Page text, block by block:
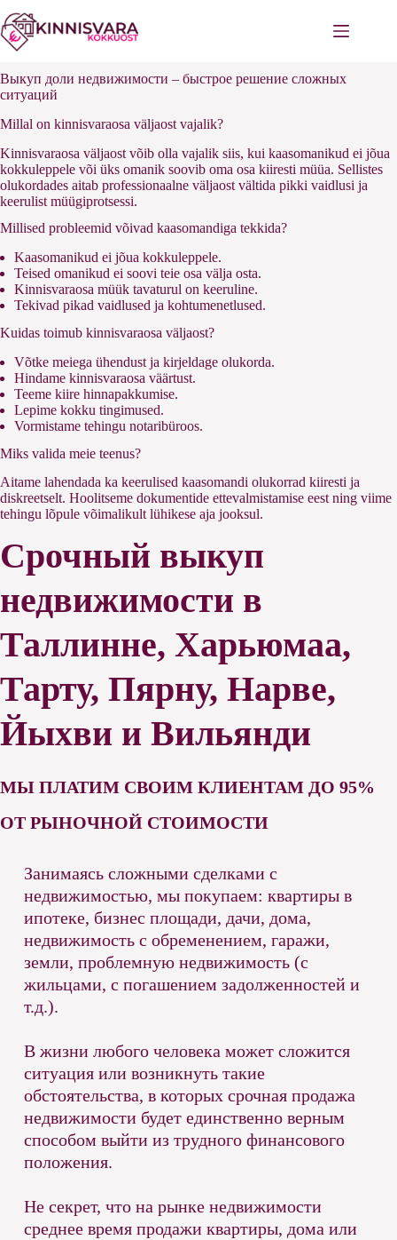
к
сути
Выкуп доли недвижимости – быстрое решение сложных
ситуаций
Millal on kinnisvaraosa väljaost vajalik?
Kinnisvaraosa väljaost võib olla vajalik siis, kui kaasomanikud ei jõua
kokkuleppele või üks omanik soovib oma osa kiiresti müüa. Sellistes
olukordades aitab professionaalne väljaost vältida pikki vaidlusi ja
keerulist müügiprotsessi.
Millised probleemid võivad kaasomandiga tekkida?
Kaasomanikud ei jõua kokkuleppele.
Teised omanikud ei soovi teie osa välja osta.
Kinnisvaraosa müük tavaturul on keeruline.
Tekivad pikad vaidlused ja kohtumenetlused.
Kuidas toimub kinnisvaraosa väljaost?
Võtke meiega ühendust ja kirjeldage olukorda.
Hindame kinnisvaraosa väärtust.
Teeme kiire hinnapakkumise.
Lepime kokku tingimused.
Vormistame tehingu notaribüroos.
Miks valida meie teenus?
Aitame lahendada ka keerulised kaasomandi olukorrad kiiresti ja
diskreetselt. Hoolitseme dokumentide ettevalmistamise eest ning viime
tehingu lõpule võimalikult lühikese aja jooksul.
Срочный выкуп
недвижимости в
Таллинне, Харьюмаа,
Тарту, Пярну, Нарве,
Йыхви и Вильянди
МЫ ПЛАТИМ СВОИМ КЛИЕНТАМ ДО 95%
ОТ РЫНОЧНОЙ СТОИМОСТИ
Занимаясь сложными сделками с
недвижимостью, мы покупаем: квартиры в
ипотеке, бизнес площади, дачи, дома,
недвижимость с обременением, гаражи,
земли, проблемную недвижимость (с
жильцами, с погашением задолженностей и
т.д.).
В жизни любого человека может сложится
ситуация или возникнуть такие
обстоятельства, в которых срочная продажа
недвижимости будет единственно верным
способом выйти из трудного финансового
положения.
Не секрет, что на рынке недвижимости
среднее время продажи квартиры, дома или